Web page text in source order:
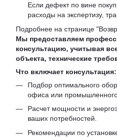
Если дефект по вине
расходы на экспертизу,
Подробнее на странице "
Мы предоставляем
консультацию, учитывая
объекта, технические
Что включает консультация:
Подбор оптимального
офиса или промышленного
Расчет мощности и
ваших потребностей.
Рекомендации по